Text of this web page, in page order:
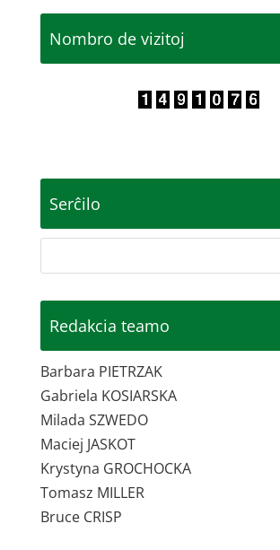
Nombro de vizitoj
Serĉilo
Redakcia teamo
Barbara PIETRZAK
Gabriela KOSIARSKA
Milada SZWEDO
Maciej JASKOT
Krystyna GROCHOCKA
Tomasz MILLER
Bruce CRISP